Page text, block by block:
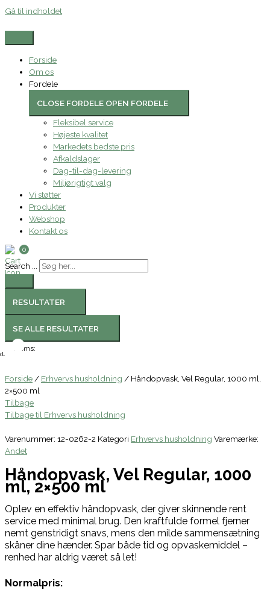
Gå til indholdet
Forside
Om os
Fordele
CLOSE FORDELE OPEN FORDELE
Fleksibel service
Højeste kvalitet
Markedets bedste pris
Afkaldslager
Dag-til-dag-levering
Miljørigtigt valg
Vi støtter
Produkter
Webshop
Kontakt os
0
Search ...
RESULTATER
SE ALLE RESULTATER
Moms:
Forside/ Erhvervs husholdning / Håndopvask, Vel Regular, 1000 ml,
2×500 ml
Tilbage
Tilbage til Erhvervs husholdning
Varenummer: 12-0262-2 Kategori Erhvervs husholdning Varemærke:
Andet
Håndopvask, Vel Regular, 1000
ml, 2×500 ml
Oplev en effektiv håndopvask, der giver skinnende rent
service med minimal brug. Den kraftfulde formel fjerner
nemt genstridigt snavs, mens den milde sammensætning
skåner dine hænder. Spar både tid og opvaskemiddel –
renhed har aldrig været så let!
Normalpris: